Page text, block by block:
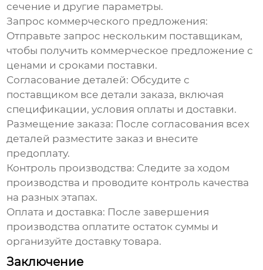
сечение и другие параметры.
Запрос коммерческого предложения:
Отправьте запрос нескольким поставщикам,
чтобы получить коммерческое предложение с
ценами и сроками поставки.
Согласование деталей: Обсудите с
поставщиком все детали заказа, включая
спецификации, условия оплаты и доставки.
Размещение заказа: После согласования всех
деталей разместите заказ и внесите
предоплату.
Контроль производства: Следите за ходом
производства и проводите контроль качества
на разных этапах.
Оплата и доставка: После завершения
производства оплатите остаток суммы и
организуйте доставку товара.
Заключение